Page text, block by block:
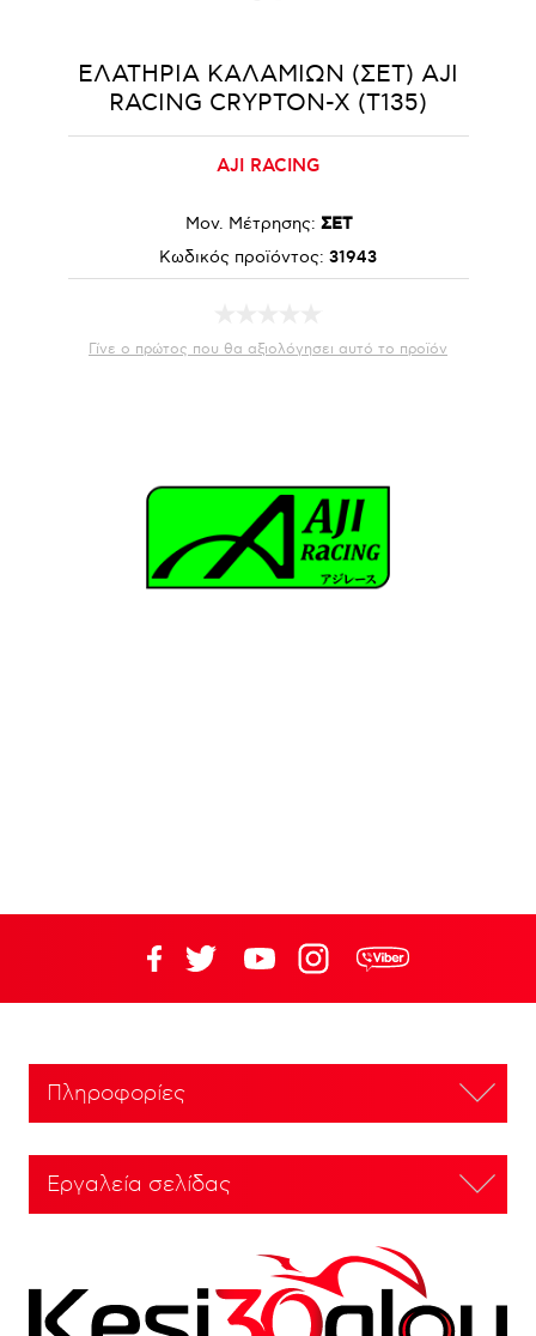
ΕΛΑΤΗΡΙΑ ΚΑΛΑΜΙΩΝ (ΣΕΤ) AJI
RACING CRYPTON-X (T135)
AJI RACING
Μον. Μέτρησης: ΣΕΤ
Κωδικός προϊόντος: 31943
Γίνε ο πρώτος που θα αξιολόγησει αυτό το προϊόν
Πληροφορίες
Εργαλεία σελίδας